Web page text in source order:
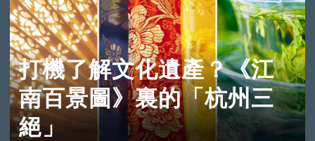
打機了解文化遺產？《江
南百景圖》裏的「杭州三
絕」